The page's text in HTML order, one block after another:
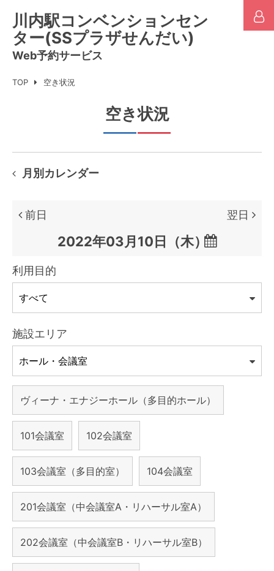
川内駅コンベンションセン
ター(SSプラザせんだい)
Web予約サービス
TOP 空き状況
空き状況
月別カレンダー
前日

翌日
利用目的
施設エリア
ヴィーナ・エナジーホール（多目的ホール）
101会議室 102会議室
103会議室（多目的室） 104会議室
201会議室（中会議室A・リハーサル室A）
202会議室（中会議室B・リハーサル室B）